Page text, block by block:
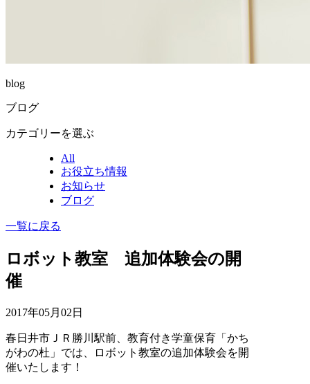
blog
ブログ
カテゴリーを選ぶ
All
お役立ち情報
お知らせ
ブログ
一覧に戻る
ロボット教室 追加体験会の開
催
2017年05月02日
春日井市ＪＲ勝川駅前、教育付き学童保育「かち
がわの杜」では、ロボット教室の追加体験会を開
催いたします！